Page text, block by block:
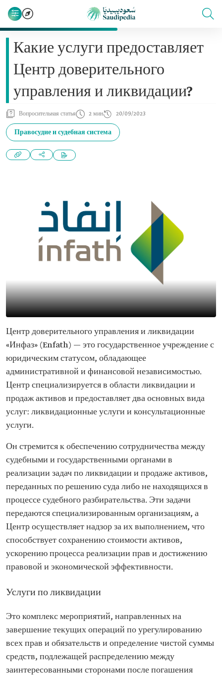
Какие услуги предоставляет
Центр доверительного
управления и ликвидации?
Вопросительная статья 2 мин 20/09/2023
Правосудие и судебная система
Центр доверительного управления и ликвидации
«Инфаз» (Enfath) — это государственное учреждение с
юридическим статусом, обладающее
административной и финансовой независимостью.
Центр специализируется в области ликвидации и
продаж активов и предоставляет два основных вида
услуг: ликвидационные услуги и консультационные
услуги.
Он стремится к обеспечению сотрудничества между
судебными и государственными органами в
реализации задач по ликвидации и продаже активов,
переданных по решению суда либо не находящихся в
процессе судебного разбирательства. Эти задачи
передаются специализированным организациям, а
Центр осуществляет надзор за их выполнением, что
способствует сохранению стоимости активов,
ускорению процесса реализации прав и достижению
правовой и экономической эффективности.
Услуги по ликвидации
Это комплекс мероприятий, направленных на
завершение текущих операций по урегулированию
всех прав и обязательств и определение чистой суммы
средств, подлежащей распределению между
заинтересованными сторонами после погашения